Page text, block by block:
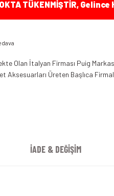
TÜKENMİŞTİR, Gelince
Olan İtalyan Firması Puig
Aksesuarları Üreten Başlıca
İADE & DEĞİŞİM